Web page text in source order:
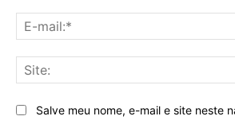
Salve meu nome, e-mail e site neste